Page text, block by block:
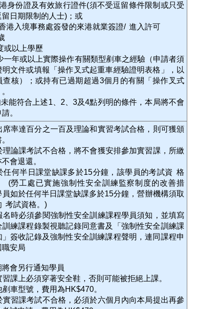
身份證及有效旅行證件(須不受逗留條件限制或只受
日期限制的人士)；或
港入境事務處簽發的來港就業簽證/ 進入許可
或以上學歷
一年或以上實際操作有關類型剷車之經驗（申請者須
明文件或填報「操作叉式起重車經驗證明表格」，以
查核）；或持有已過期超過3個月的有關「操作叉式
能符合上述1、2、3及4點列明的條件，本局將不會
。
率達百分之一百及理論和實習考試合格，則可獲頒
論課考試不合格，將不會獲安排參加實習課，所繳
會退還。
任何半日課堂缺課多於15分鐘，該學員的考試資 格
(勞工處已實施強制性安全訓練監察制度的改善措
如於任何半日課堂缺課多於15分鐘，營辦機構須取
考試資格。)
時必須參閱強制性安全訓練課程學員須知，並填寫
訓練課程錄製視聽記錄同意書及「強制性安全訓練課
簽收記錄及強制性安全訓練課程聲明，連同課程申
安局
會另行通知學員
課上必須穿著安全鞋，否則可能被拒絕上課。
車型號，費用為HK$470。
習課考試不合格，必須於六個月內向本局提出再參